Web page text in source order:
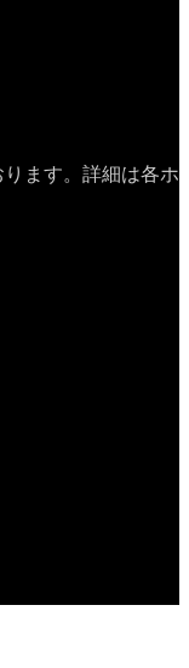
ます。詳細は各ホ